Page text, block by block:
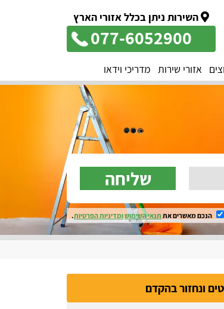
השירות ניתן בכלל אזורי הארץ
077-6052900
אזורי שירות מדריכי וידאו
שליחה
הנכם מאשרים את תנאי השימושומדיניות הפרטיות.
ונחזור בהקדם